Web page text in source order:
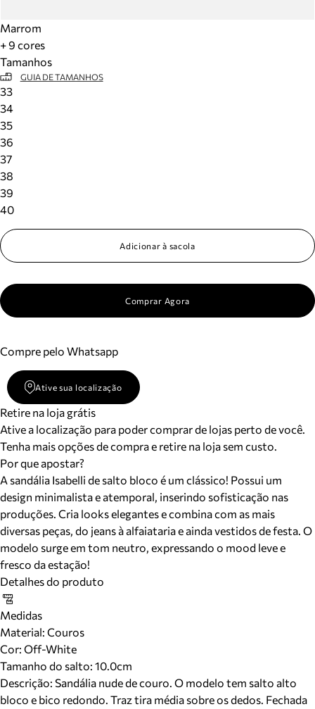
Marrom
+ 9 cores
Tamanhos
GUIA DE TAMANHOS
33
34
35
36
37
38
39
40
Adicionar à sacola
Comprar Agora
Compre pelo Whatsapp
Ative sua localização
Retire na loja grátis
Ative a localização para poder comprar de lojas perto de você.
Tenha mais opções de compra e retire na loja sem custo.
Por que apostar?
A sandália Isabelli de salto bloco é um clássico! Possui um
design minimalista e atemporal, inserindo sofisticação nas
produções. Cria looks elegantes e combina com as mais
diversas peças, do jeans à alfaiataria e ainda vestidos de festa. O
modelo surge em tom neutro, expressando o mood leve e
fresco da estação!
Detalhes do produto
Medidas
Material: Couros
Cor: Off-White
Tamanho do salto: 10.0cm
Descrição: Sandália nude de couro. O modelo tem salto alto
bloco e bico redondo. Traz tira média sobre os dedos. Fechada